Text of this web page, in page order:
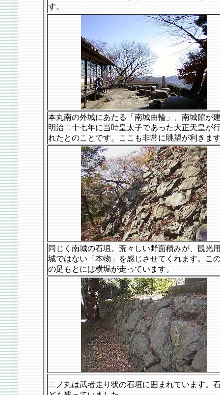
す。
本丸南の外城にあたる「南城曲輪」、南城館が
明治二十七年に当時皇太子であった大正天皇が
れたとのことです。ここも非常に眺望が利きま
同じく南城の石垣。荒々しい野面積みが、観光
城ではない「本物」を感じさせてくれます。こ
の足もとには横堀が走っています。
二ノ丸は武者走り状の石垣に囲まれています。